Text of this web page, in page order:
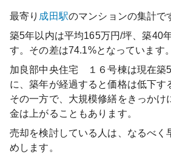
最寄り 成田駅のマンションの集計で
築5年以内は平均165万円/坪、築40
す。その差は74.1%となっています。
加良部中央住宅 １６号棟は現在築
に、築年が経過すると価格は低下す
その一方で、大規模修繕をきっかけ
金は上がることもあります。
売却を検討している人は、なるべく
めします。